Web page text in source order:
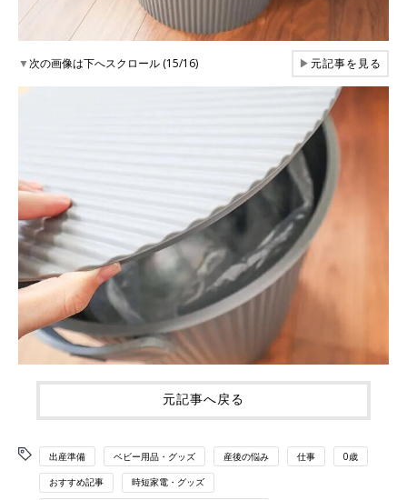
▼次の画像は下へスクロール (15/16) ▶元記事を見る
元記事へ戻る
出産準備 ベビー用品・グッズ 産後の悩み 仕事 0歳
おすすめ記事 時短家電・グッズ